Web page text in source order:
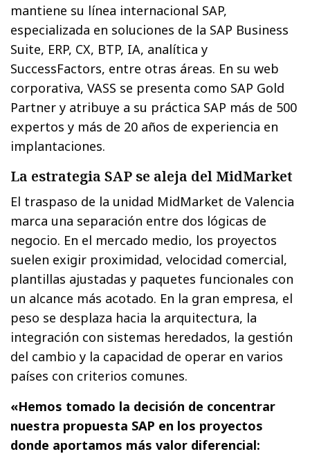
mantiene su línea internacional SAP,
especializada en soluciones de la SAP Business
Suite, ERP, CX, BTP, IA, analítica y
SuccessFactors, entre otras áreas. En su web
corporativa, VASS se presenta como SAP Gold
Partner y atribuye a su práctica SAP más de 500
expertos y más de 20 años de experiencia en
implantaciones.
La estrategia SAP se aleja del MidMarket
El traspaso de la unidad MidMarket de Valencia
marca una separación entre dos lógicas de
negocio. En el mercado medio, los proyectos
suelen exigir proximidad, velocidad comercial,
plantillas ajustadas y paquetes funcionales con
un alcance más acotado. En la gran empresa, el
peso se desplaza hacia la arquitectura, la
integración con sistemas heredados, la gestión
del cambio y la capacidad de operar en varios
países con criterios comunes.
«Hemos tomado la decisión de concentrar
nuestra propuesta SAP en los proyectos
donde aportamos más valor diferencial: